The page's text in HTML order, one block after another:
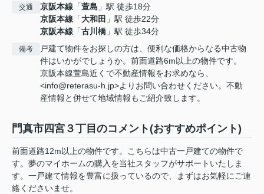
交通 京阪本線 「萱島 」駅 徒歩18分
京阪本線 「大和田 」駅 徒歩22分
京阪本線 「古川橋 」駅 徒歩34分
備考
戸建て物件をお探しの方は、便利な価格からなる中古物
件はいかがでしょうか。前面道路6m以上の物件です。
京阪本線萱島近くで不動産情報をお求めなら、
<info@reterasu-h.jp>よりお問い合わせください。不動
産情報と併せて地域情報もご紹介致します。
門真市四宮３丁目のコメント(おすすめポイント)
前面道路12m以上の物件です。こちらは中古一戸建ての物件で
す。夢のマイホームの購入を当社スタッフがサポートいたしま
す。一戸建て情報を豊富に扱っているので、まずはお気軽にご連
絡くださいませ。